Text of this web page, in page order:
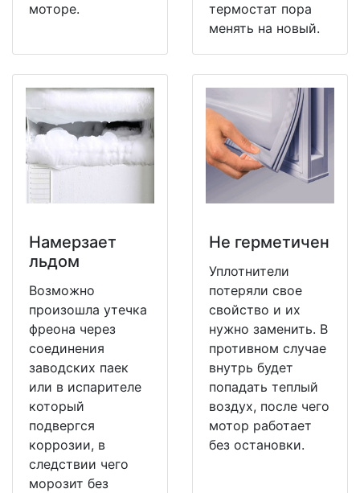
моторе.
термостат пора
менять на новый.
Намерзает
льдом
Возможно
произошла утечка
фреона через
соединения
заводских паек
или в испарителе
который
подвергся
коррозии, в
следствии чего
морозит без
Не герметичен
Уплотнители
потеряли свое
свойство и их
нужно заменить. В
противном случае
внутрь будет
попадать теплый
воздух, после чего
мотор работает
без остановки.